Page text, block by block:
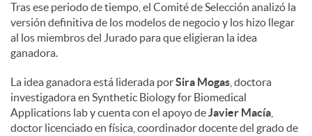
Tras ese periodo de tiempo, el Comité de Selección analizó la
versión definitiva de los modelos de negocio y los hizo llegar
al los miembros del Jurado para que eligieran la idea
ganadora.
La idea ganadora está liderada porSira Mogas , doctora
investigadora en Synthetic Biology for Biomedical
Applications lab y cuenta con el apoyo deJavier Macía
doctor licenciado en física, coordinador docente del grado de